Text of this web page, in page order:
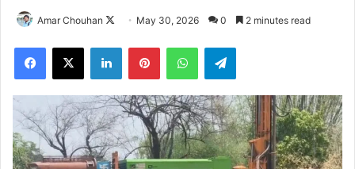
Amar Chouhan
FollowMay 30, 2026 0 2 minutes read
Facebook
X LinkedInPinterestWhatsAppTelegram